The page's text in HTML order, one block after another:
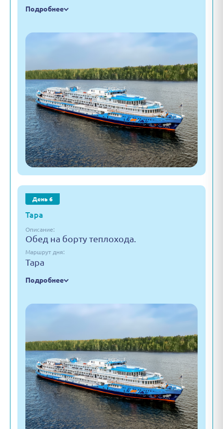
Подробнее
День 6
Тара
Описание:
Обед на борту теплохода.
Маршрут дня:
Тара
Подробнее